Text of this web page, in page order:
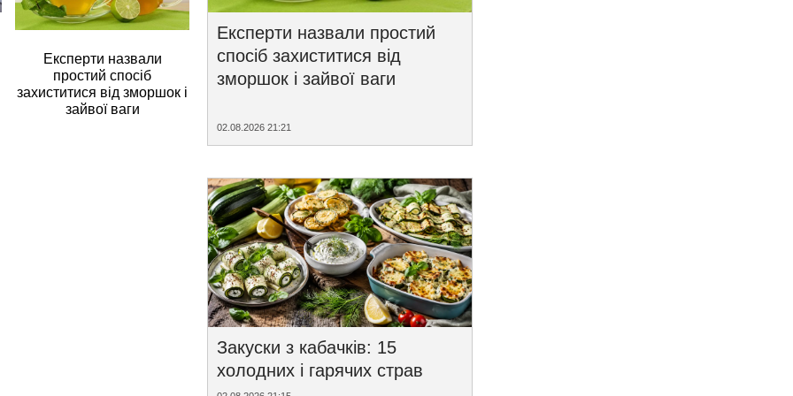
Експерти назвали
простий спосіб
захиститися від зморшок і
зайвої ваги
Експерти назвали простий
спосіб захиститися від
зморшок і зайвої ваги
02.08.2026 21:21
Закуски з кабачків: 15
холодних і гарячих страв